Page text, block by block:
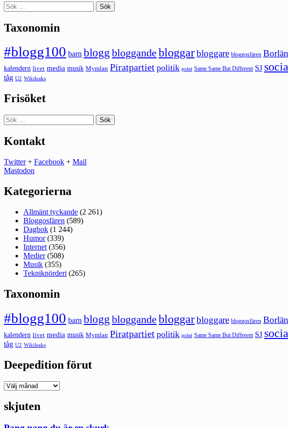
Sök
efter:
Taxonomin
#blogg100 barn blogg bloggande bloggarbloggare bloggosfären
kalendern livet media musik Mymlan Piratpartiet politik präst Same Same But Different SJ
tåg U2 Wikileaks
Frisöket
Sök
efter:
Kontakt
Twitter+ Facebook + Mail
Mastodon
Kategorierna
Allmänt tyckande (2 261)
Bloggosfären (589)
Dagbok (1 244)
Humor(339)
Internet (356)
Medier(508)
Musik (355)
Tekniknörderi (265)
Taxonomin
#blogg100 barn blogg bloggande bloggarbloggare bloggosfären
kalendern livet media musik Mymlan Piratpartiet politik präst Same Same But Different SJ
tåg U2 Wikileaks
Deepedition förut
Deepedition
skjuten